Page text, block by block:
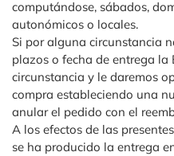
computándose, sábados,
autonómicos o locales.
Si por alguna circunstancia
plazos o fecha de entrega la
circunstancia y le daremos
compra estableciendo una
anular el pedido con el
A los efectos de las
se ha producido la entrega